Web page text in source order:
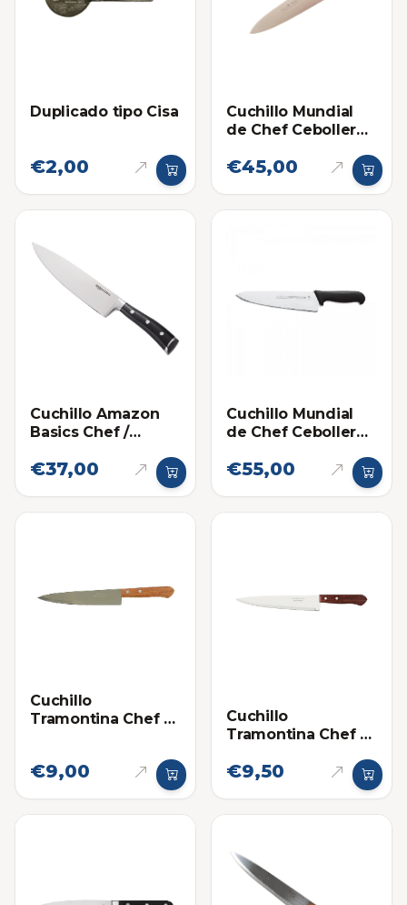
Duplicado tipo Cisa
€2,00
Cuchillo Mundial
de Chef Cebollero
€45,00
Cuchillo Amazon
Basics Chef /
Pulgadas
€37,00
Cuchillo Mundial
de Chef Cebollero
€55,00
Cuchillo
Tramontina Chef 8
€9,00
Cuchillo
Tramontina Chef 9
Madera
€9,50